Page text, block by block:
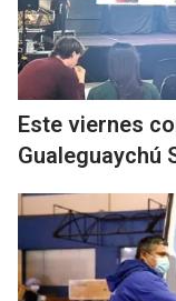
Este viernes
Gualeguaychú